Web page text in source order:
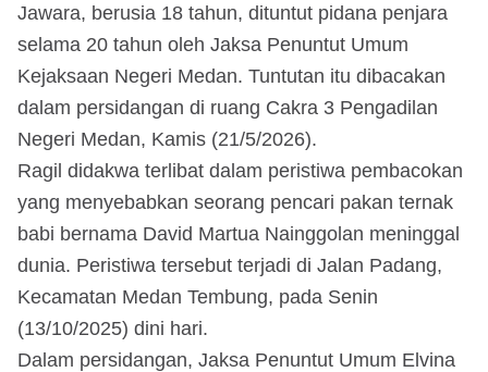
Jawara, berusia 18 tahun, dituntut pidana penjara
selama 20 tahun oleh Jaksa Penuntut Umum
Kejaksaan Negeri Medan. Tuntutan itu dibacakan
dalam persidangan di ruang Cakra 3 Pengadilan
Negeri Medan, Kamis (21/5/2026).
Ragil didakwa terlibat dalam peristiwa pembacokan
yang menyebabkan seorang pencari pakan ternak
babi bernama David Martua Nainggolan meninggal
dunia. Peristiwa tersebut terjadi di Jalan Padang,
Kecamatan Medan Tembung, pada Senin
(13/10/2025) dini hari.
Dalam persidangan, Jaksa Penuntut Umum Elvina